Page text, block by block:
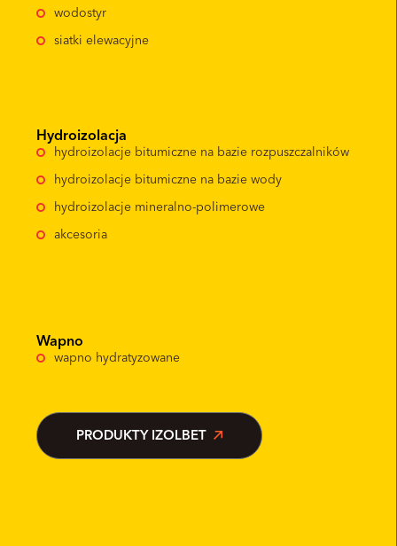
wodostyr
siatki elewacyjne
Hydroizolacja
hydroizolacje bitumiczne na bazie rozpuszczalników
hydroizolacje bitumiczne na bazie wody
hydroizolacje mineralno-polimerowe
akcesoria
Wapno
wapno hydratyzowane
PRODUKTY IZOLBET